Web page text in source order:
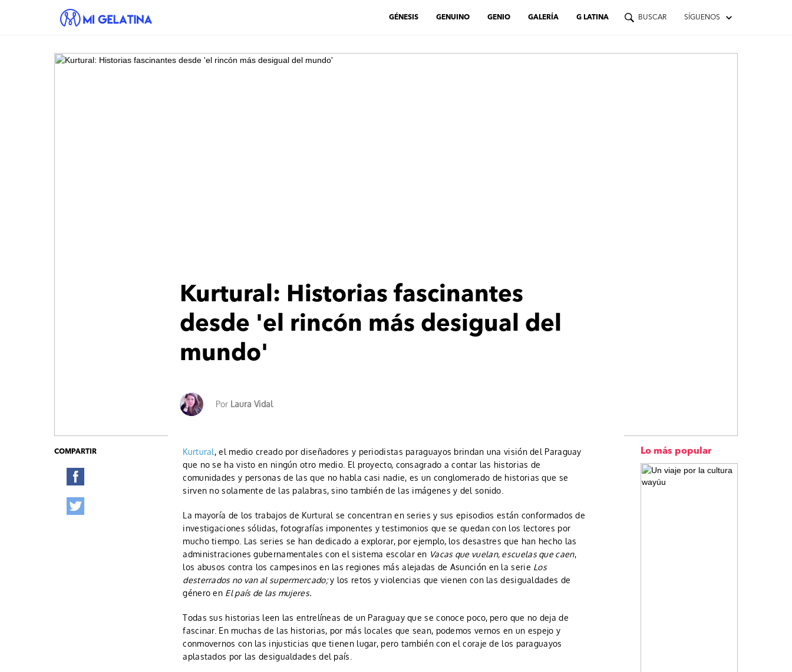
GÉNESIS GENUINO GENIO GALERÍA G LATINA BUSCAR SÍGUENOS
Kurtural: Historias fascinantes
desde 'el rincón más desigual del
mundo'
Por Laura Vidal
COMPARTIR Kurtural, el medio creado por diseñadores y periodistas paraguayos brindan una visión del Paraguay
que no se ha visto en ningún otro medio. El proyecto, consagrado a contar las historias de
comunidades y personas de las que no habla casi nadie, es un conglomerado de historias que se
sirven no solamente de las palabras, sino también de las imágenes y del sonido.
La mayoría de los trabajos de Kurtural se concentran en series y sus episodios están conformados de
investigaciones sólidas, fotografías imponentes y testimonios que se quedan con los lectores por
mucho tiempo. Las series se han dedicado a explorar, por ejemplo, los desastres que han hecho las
administraciones gubernamentales con el sistema escolar en Vacas que vuelan, escuelas que caen,
los abusos contra los campesinos en las regiones más alejadas de Asunción en la serie Los
desterrados no van al supermercado;y los retos y violencias que vienen con las desigualdades de
género en El país de las mujeres.
Todas sus historias leen las entrelíneas de un Paraguay que se conoce poco, pero que no deja de
fascinar. En muchas de las historias, por más locales que sean, podemos vernos en un espejo y
conmovernos con las injusticias que tienen lugar, pero también con el coraje de los paraguayos
aplastados por las desigualdades del país.
Lo más popular